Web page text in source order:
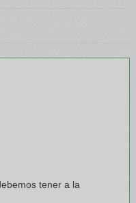
tener a la